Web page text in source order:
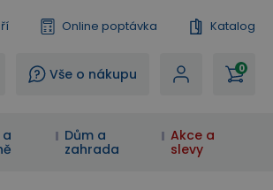
Online poptávka Katalog
? Vše o nákupu 0
Dům a
zahrada
Akce a
slevy